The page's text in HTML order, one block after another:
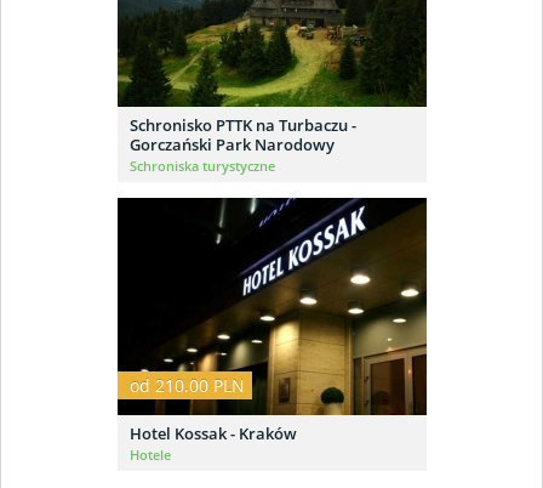
Schronisko PTTK na Turbaczu -
Gorczański Park Narodowy
Schroniska turystyczne
od 210.00 PLN
Hotel Kossak - Kraków
Hotele